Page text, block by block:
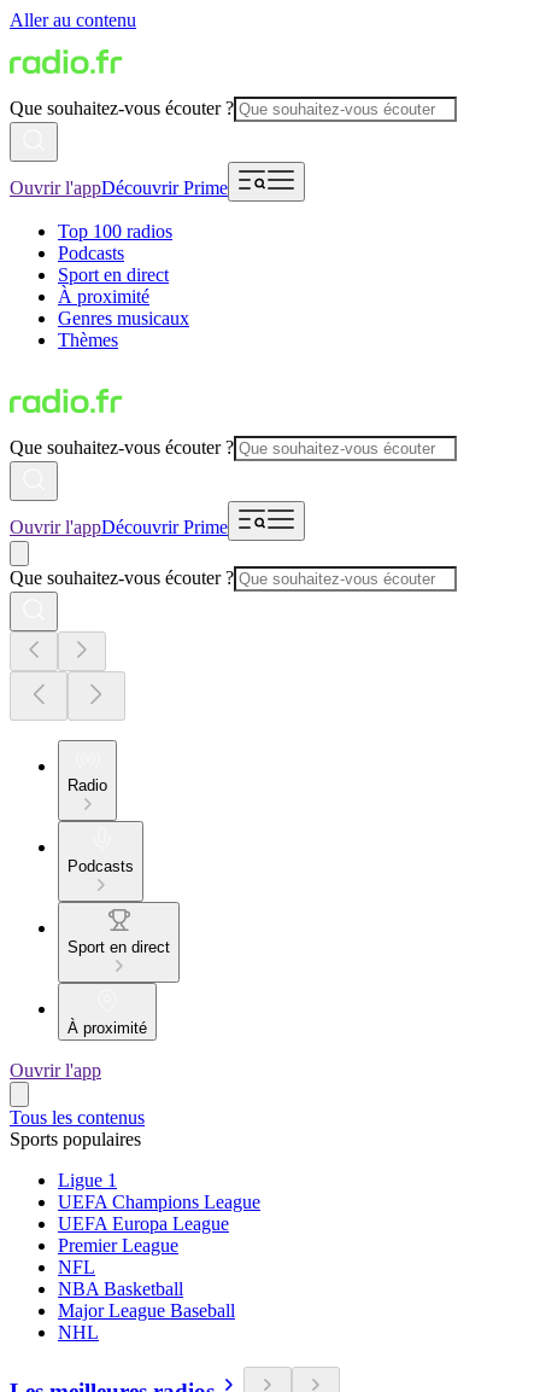
Aller au contenu
Que souhaitez-vous écouter ?
Ouvrir l'appDécouvrir Prime
Top 100 radios
Podcasts
Sport en direct
À proximité
Genres musicaux
Thèmes
Que souhaitez-vous écouter ?
Ouvrir l'appDécouvrir Prime
Que souhaitez-vous écouter ?
Radio
Podcasts
Sport en direct
À proximité
Ouvrir l'app
Tous les contenus
Sports populaires
Ligue 1
UEFA Champions League
UEFA Europa League
Premier League
NFL
NBA Basketball
Major League Baseball
NHL